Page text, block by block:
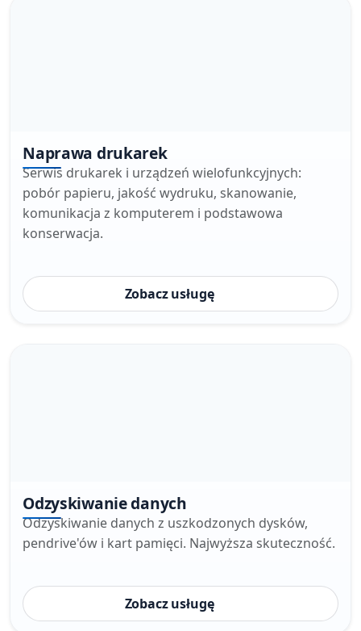
Naprawa drukarek
Serwis drukarek i urządzeń wielofunkcyjnych:
pobór papieru, jakość wydruku, skanowanie,
komunikacja z komputerem i podstawowa
konserwacja.
Zobacz usługę
Odzyskiwanie danych
Odzyskiwanie danych z uszkodzonych dysków,
pendrive'ów i kart pamięci. Najwyższa skuteczność.
Zobacz usługę